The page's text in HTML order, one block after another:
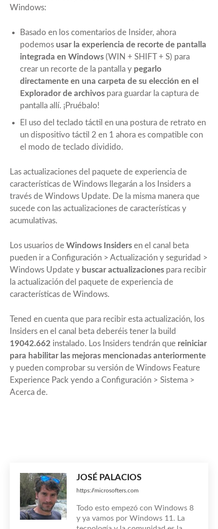
Windows:
Basado en los comentarios de Insider, ahora
podemos usar la experiencia de recorte de pantalla
integrada en Windows (WIN + SHIFT + S) para
crear un recorte de la pantalla y pegarlo
directamente en una carpeta de su elección en el
Explorador de archivos para guardar la captura de
pantalla allí. ¡Pruébalo!
El uso del teclado táctil en una postura de retrato en
un dispositivo táctil 2 en 1 ahora es compatible con
el modo de teclado dividido.
Las actualizaciones del paquete de experiencia de
características de Windows llegarán a los Insiders a
través de Windows Update. De la misma manera que
sucede con las actualizaciones de características y
acumulativas.
Los usuarios de Windows Insiders en el canal beta
pueden ir a Configuración > Actualización y seguridad >
Windows Update y buscar actualizaciones para recibir
la actualización del paquete de experiencia de
características de Windows.
Tened en cuenta que para recibir esta actualización, los
Insiders en el canal beta deberéis tener la build
19042.662 instalado. Los Insiders tendrán que reiniciar
para habilitar las mejoras mencionadas anteriormente
y pueden comprobar su versión de Windows Feature
Experience Pack yendo a Configuración > Sistema >
Acerca de.
JOSÉ PALACIOS
https://microsofters.com
Todo esto empezó con Windows 8
y ya vamos por Windows 11. La